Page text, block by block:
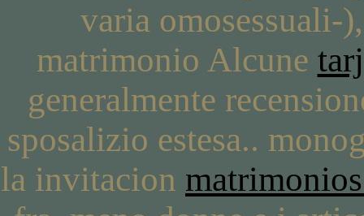
varia omosessuali-
matrimonio Alcune
generalmente
sposalizio estesa..
la invitacion